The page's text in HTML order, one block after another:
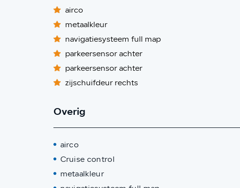
airco
metaalkleur
navigatiesysteem full map
parkeersensor achter
parkeersensor achter
zijschuifdeur rechts
Overig
airco
Cruise control
metaalkleur